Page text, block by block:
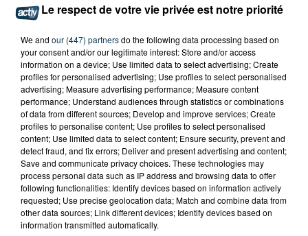
TITRES DIFFUSÉS
Le respect de votre vie privée est notre priorité
We and our (447) partnersdo the following data processing based on
your consent and/or our legitimate interest: Store and/or access
information on a device; Use limited data to select advertising; Create
profiles for personalised advertising; Use profiles to select personalised
advertising; Measure advertising performance; Measure content
performance; Understand audiences through statistics or combinations
of data from different sources; Develop and improve services; Create
profiles to personalise content; Use profiles to select personalised
content; Use limited data to select content; Ensure security, prevent and
detect fraud, and fix errors; Deliver and present advertising and content;
Save and communicate privacy choices. These technologies may
process personal data such as IP address and browsing data to offer
following functionalities: Identify devices based on information actively
requested; Use precise geolocation data; Match and combine data from
other data sources; Link different devices; Identify devices based on
information transmitted automatically.